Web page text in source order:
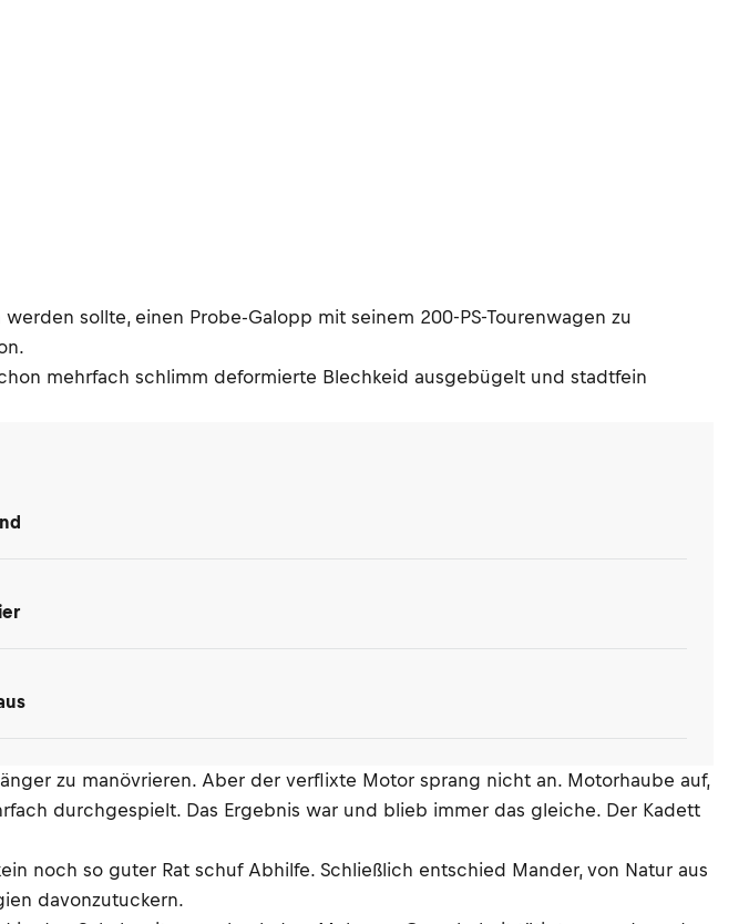
sollte, einen Probe-Galopp mit seinem 200-PS-Tourenwagen zu
mehrfach schlimm deformierte Blechkeid ausgebügelt und stadtfein
zu manövrieren. Aber der verflixte Motor sprang nicht an. Motorhaube auf,
durchgespielt. Das Ergebnis war und blieb immer das gleiche. Der Kadett
noch so guter Rat schuf Abhilfe. Schließlich entschied Mander, von Natur aus
davonzutuckern.